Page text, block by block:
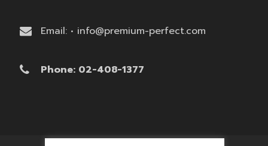
Email: • info@premium-perfect.com
Phone: 02-408-1377